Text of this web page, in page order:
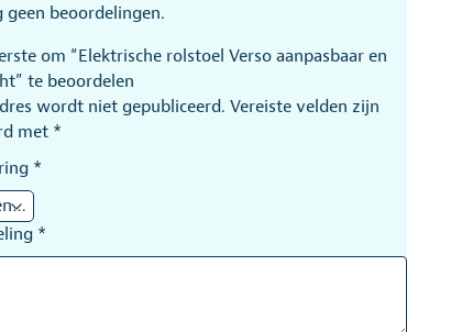
geen beoordelingen.
om “Elektrische rolstoel Verso aanpasbaar en
te beoordelen
wordt niet gepubliceerd. Vereiste velden zijn
met *
*
*